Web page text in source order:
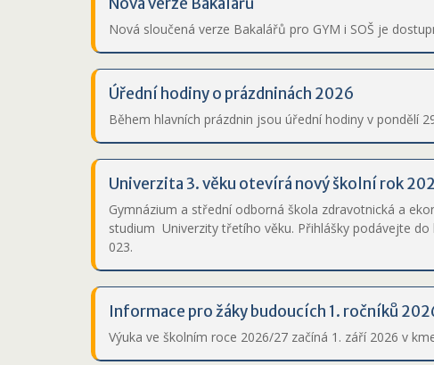
Nová sloučená verze Bakalářů pro GYM i SOŠ je
Úřední hodiny o prázdninách 2026
Během hlavních prázdnin jsou úřední hodiny v pondělí
Univerzita 3. věku otevírá nový školní rok
Gymnázium a střední odborná škola zdravotnická a
studium Univerzity třetího věku. Přihlášky podávejte do
023.
Informace pro žáky budoucích 1. ročníků
Výuka ve školním roce 2026/27 začíná 1. září 2026 v